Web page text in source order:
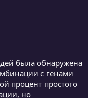
была обнаружена
с генами
процент простого
но